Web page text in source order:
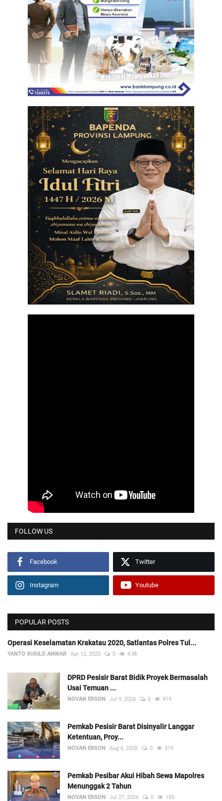
FOLLOW US
Facebook Twitter
Instagram Youtube
POPULAR POSTS
Operasi Keselamatan Krakatau 2020, Satlantas Polres Tul...
YANTO SUSILO ANWAR Apr 12, 2020 0 4.8k
DPRD Pesisir Barat Bidik Proyek Bermasalah
Usai Temuan ...
NOVAN ERSON Jul 9, 2026 0 419
Pemkab Pesisir Barat Disinyalir Langgar
Ketentuan, Proy...
NOVAN ERSON Aug 6, 2026 0 319
Pemkab Pesibar Akui Hibah Sewa Mapolres
Menunggak 2 Tahun
NOVAN ERSON Jul 27, 2026 0 195